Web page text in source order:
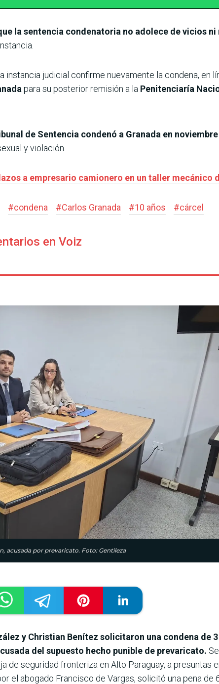
la sentencia condenatoria no adolece de vicios ni
instancia judicial confirme nuevamente la condena, en
para su posterior remisión a la Penitenciaría
de Sentencia condenó a Granada en
y violación.
a empresario camionero en un taller mecánico
#condena #Carlos Granada #10 años #cárcel
en Voiz
acusada por prevaricato. Foto: Gentileza
y Christian Benítez solicitaron una condena de
del supuesto hecho punible de prevaricato.
de seguridad fronteriza en Alto Paraguay, a presuntas
el abogado Francisco de Vargas, solicitó una pena de